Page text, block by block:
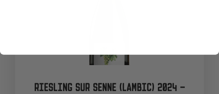
RIESLING SUR SENNE (LAMBIC) 2024 –